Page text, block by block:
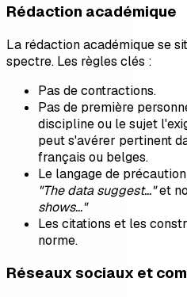
Rédaction académique
La rédaction académique se
spectre. Les règles clés :
Pas de contractions.
Pas de première
discipline ou le sujet
peut s'avérer pertinent
français ou belges.
Le langage de
"The data suggest…"et
shows…"
Les citations et les
norme.
Réseaux sociaux et